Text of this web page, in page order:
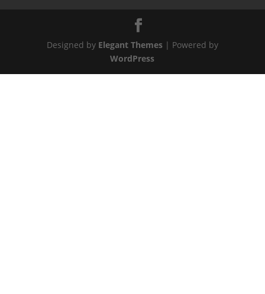
Designed by Elegant Themes| Powered by
WordPress